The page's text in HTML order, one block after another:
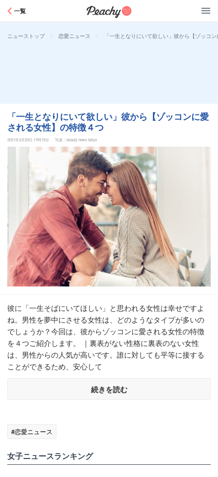
一覧
ニューストップ > 恋愛ニュース > 「一生となりにいて欲しい」彼から【ゾッコ
「一生となりにいて欲しい」彼から【ゾッコンに愛
される女性】の特徴４つ
2021年3月20日 17時15分 写真：beauty news tokyo
彼に「一生そばにいてほしい」と思われる女性は幸せですよ
ね。男性を夢中にさせる女性は、どのようなタイプが多いの
でしょうか？今回は、彼からゾッコンに愛される女性の特徴
を４つご紹介します。 ｜裏表がない性格に裏表のない女性
は、男性からの人気が高いです。誰に対しても平等に接する
ことができるため、安心して
続きを読む
#恋愛ニュース
女子ニュースランキング